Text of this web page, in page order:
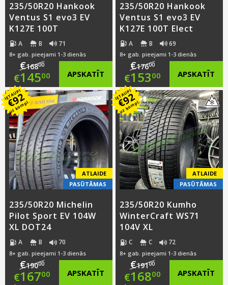
235/50R20 Hankook
Ventus S1 evo3 EV
K127E 100T
A B 71
8+ gab. pieejami 1-3 dienās
€16800
Original
price
was:
€168.00.
€14500
Current
price
is:
€145.00.
APSKATĪT
235/50R20 Hankook
Ventus S1 evo3 EV
K127E 100T Elect
A B 69
8+ gab. pieejami 1-3 dienās
€17600
Original
price
was:
€176.00.
€15300
Current
price
is:
€153.00.
APSKATĪT
IETAUPI
€92
uz kompl.
ATLAIDE
PASŪTĀMAS
235/50R20 Michelin
Pilot Sport EV 104W
XL DOT24
A B 70
8+ gab. pieejami 1-3 dienās
€19000
Original
€16700 APSKATĪT
IETAUPI
€92
uz kompl.
ATLAIDE
PASŪTĀMAS
235/50R20 Kumho
WinterCraft WS71
104V XL
C C 72
8+ gab. pieejami 1-3 dienās
€19100
Original
€16800 APSKATĪT